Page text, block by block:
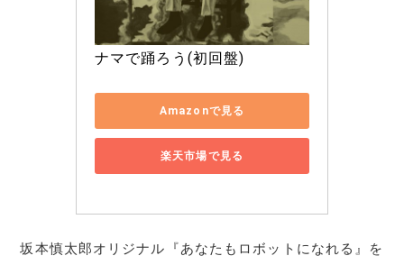
ナマで踊ろう(初回盤)
Amazonで見る
楽天市場で見る
坂本慎太郎オリジナル『あなたもロボットになれる』を